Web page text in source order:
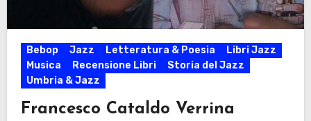
Bebop Jazz Letteratura & Poesia
Libri Jazz
Musica
Recensione Libri
Storia del Jazz
Umbria & Jazz
Francesco Cataldo Verrina